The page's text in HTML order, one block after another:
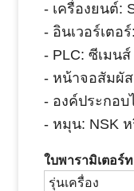
- เครื่องยนต์:
- อินเวอร์เตอ
- PLC: ซีเมนส์
- หน้าจอสัมผั
- องค์ประกอ
- หมุน: NSK
ใบพารามิเตอร์
รุ่นเครื่อง